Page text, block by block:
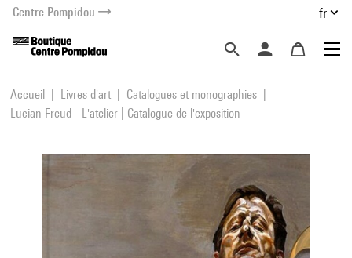
menu
contenu
Centre Pompidou fr
Accueil Livres d'art
Catalogues et monographies
Lucian Freud - L'atelier | Catalogue de l'exposition